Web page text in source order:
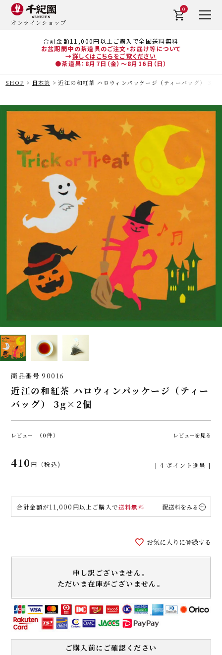
合計金額11,000円以上ご購入で全国送料無料
お盆期間中の茶道具のご注文・お届け等について
→詳しくはこちらをご覧ください
●茶道具：8月7日（金）～8月16日（日）
オンラインショップ
0
SHOP 日本茶 近江の和紅茶 ハロウィンパッケージ（ティーバッグ）
商品番号 90016
近江の和紅茶 ハロウィンパッケージ（ティー
バッグ） 3g×2個
レビュー （0件） レビューを見る
410 税込 [ 4 ポイント進呈 ]
合計金額が11,000円以上ご購入で送料無料 配送料をみる
お気に入りに登録する
申し訳ございません。
ただいま在庫がございません。
ご購入前にご確認ください